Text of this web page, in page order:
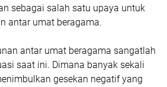
sebagai salah satu upaya untuk
antar umat beragama.
antar umat beragama sangatlah
saat ini. Dimana banyak sekali
gesekan negatif yang